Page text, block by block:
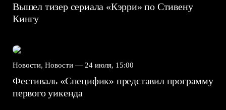
Вышел тизер сериала «Кэрри» по Стивену
Кингу
Новости, Новости — 24 июля, 15:00
Фестиваль «Специфик» представил программу
первого уикенда